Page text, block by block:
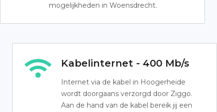
mogelijkheden in Woensdrecht.
Kabelinternet - 400 Mb/s
Internet via de kabel in Hoogerheide
wordt doorgaans verzorgd door Ziggo.
Aan de hand van de kabel bereik jij een